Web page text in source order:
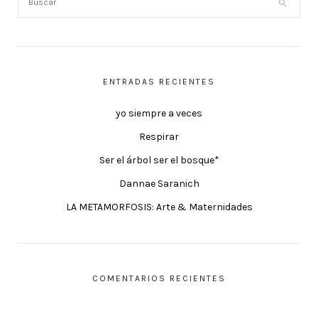
ENTRADAS RECIENTES
yo siempre a veces
Respirar
Ser el árbol ser el bosque*
Dannae Saranich
LA METAMORFOSIS: Arte & Maternidades
COMENTARIOS RECIENTES